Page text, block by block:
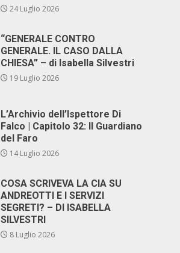
24 Luglio 2026
“GENERALE CONTRO
GENERALE. IL CASO DALLA
CHIESA” – di Isabella Silvestri
19 Luglio 2026
L’Archivio dell’Ispettore Di
Falco | Capitolo 32: Il Guardiano
del Faro
14 Luglio 2026
COSA SCRIVEVA LA CIA SU
ANDREOTTI E I SERVIZI
SEGRETI? – DI ISABELLA
SILVESTRI
8 Luglio 2026